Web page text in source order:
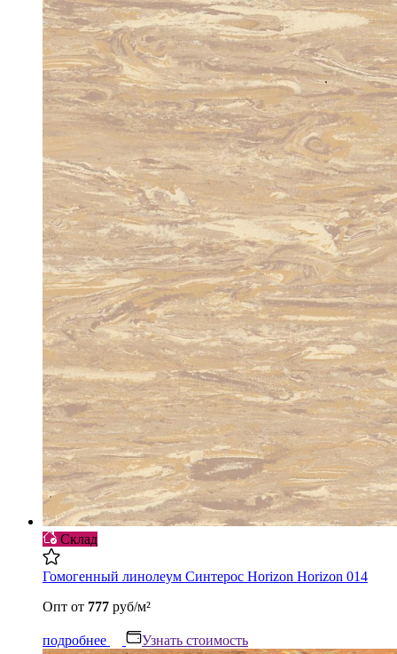
Склад
Гомогенный линолеум Синтерос Horizon Horizon 014
Опт от 777 руб/м²
подробнее Узнать стоимость